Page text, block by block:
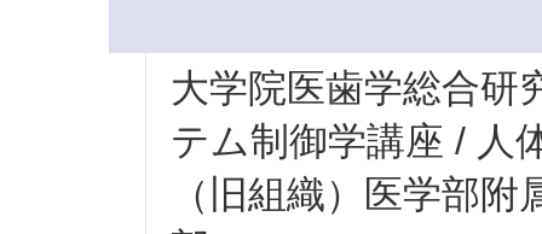
大学院医歯学総合研
テム制御学講座 / 人
（旧組織）医学部